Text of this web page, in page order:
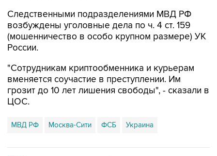
Следственными подразделениями МВД РФ
возбуждены уголовные дела по ч. 4 ст. 159
(мошенничество в особо крупном размере) УК
России.
"Сотрудникам криптообменника и курьерам
вменяется соучастие в преступлении. Им
грозит до 10 лет лишения свободы", - сказали в
ЦОС.
МВД РФ Москва-Сити ФСБ Украина